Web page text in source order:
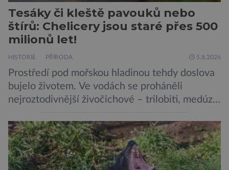
Tesáky či kleště pavouků nebo
štírů: Chelicery jsou staré přes 500
milionů let!
HISTORIE PŘÍRODA 5.8.2026
Prostředí pod mořskou hladinou tehdy doslova
bujelo životem. Ve vodách se proháněli
nejroztodivnější živočichové – trilobiti, medúzy
prazvláštní stonožce podobný tvor, který měl
zárodky zbraní typických pro dnešní pavouky.
Pavouci, štíři či klíšťata jsou členovci patřící do
skupiny klepítkatců. Vyznačují se takzvanými